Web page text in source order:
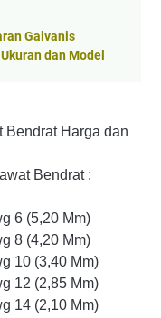
Galvanis
dan Model
Bendrat Harga dan
Bendrat :
6 (5,20 Mm)
8 (4,20 Mm)
10 (3,40 Mm)
12 (2,85 Mm)
14 (2,10 Mm)